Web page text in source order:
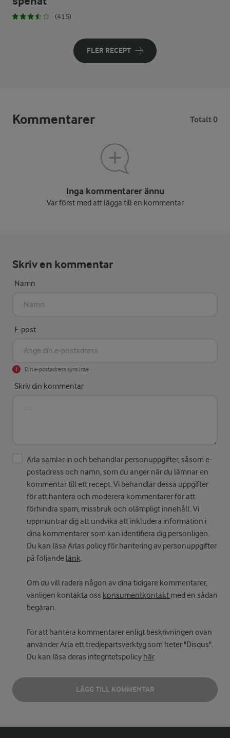
(415)
FLER RECEPT
Kommentarer Totalt 0
Inga kommentarer ännu
Var först med att lägga till en kommentar
Skriv en kommentar
Namn
E-post
Din e-postadress syns inte
Skriv din kommentar
Arla samlar in och behandlar personuppgifter, såsom e-
postadress och namn, som du anger när du lämnar en
kommentar till ett recept. Vi behandlar dessa uppgifter
för att hantera och moderera kommentarer för att
förhindra spam, missbruk och olämpligt innehåll. Vi
uppmuntrar dig att undvika att inkludera information i
dina kommentarer som kan identifiera dig personligen.
Du kan läsa Arlas policy för hantering av personuppgifter
på följande länk.
Om du vill radera någon av dina tidigare kommentarer,
vänligen kontakta oss konsumentkontakt med en sådan
begäran.
För att hantera kommentarer enligt beskrivningen ovan
använder Arla ett tredjepartsverktyg som heter "Disqus".
Du kan läsa deras integritetspolicy här.
LÄGG TILL KOMMENTAR